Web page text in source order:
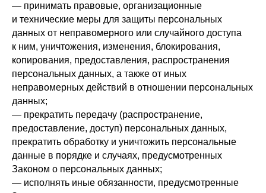
— принимать правовые, организационные
и технические меры для защиты персональных
данных от неправомерного или случайного доступа
к ним, уничтожения, изменения, блокирования,
копирования, предоставления, распространения
персональных данных, а также от иных
неправомерных действий в отношении персональных
данных;
— прекратить передачу (распространение,
предоставление, доступ) персональных данных,
прекратить обработку и уничтожить персональные
данные в порядке и случаях, предусмотренных
Законом о персональных данных;
— исполнять иные обязанности, предусмотренные